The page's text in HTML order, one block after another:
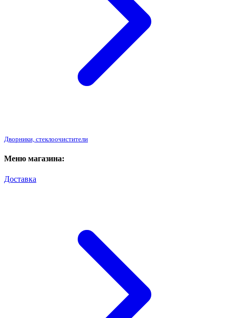
Дворники, стеклоочистители
Меню магазина:
Доставка